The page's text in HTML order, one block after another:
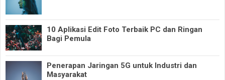
10 Aplikasi Edit Foto Terbaik PC dan Ringan
Bagi Pemula
Penerapan Jaringan 5G untuk Industri dan
Masyarakat